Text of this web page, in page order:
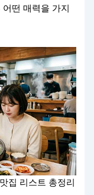
떤 매력을 가지
집 리스트 총정리